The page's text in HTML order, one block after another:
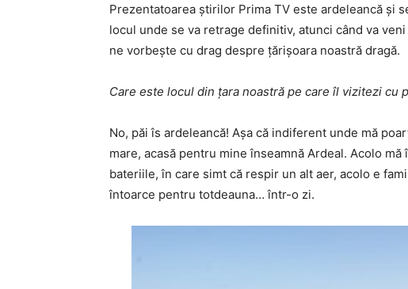
Prezentatoarea știrilor Prima TV este ardeleancă și
locul unde se va retrage definitiv, atunci când va
ne vorbește cu drag despre țărișoara noastră dragă.
Care este locul din țara noastră pe care îl vizitezi cu
No, păi îs ardeleancă! Așa că indiferent unde mă
mare, acasă pentru mine înseamnă Ardeal. Acolo
bateriile, în care simt că respir un alt aer, acolo e
întoarce pentru totdeauna… într-o zi.